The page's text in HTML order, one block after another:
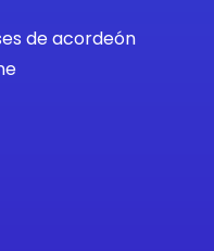
de acordeón